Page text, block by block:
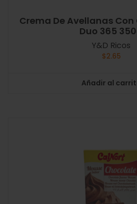
Crema De Avellanas Con
Duo 365
Y&D Ricos
$2.65
Añadir al